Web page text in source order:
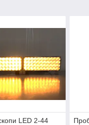
LED 2-44